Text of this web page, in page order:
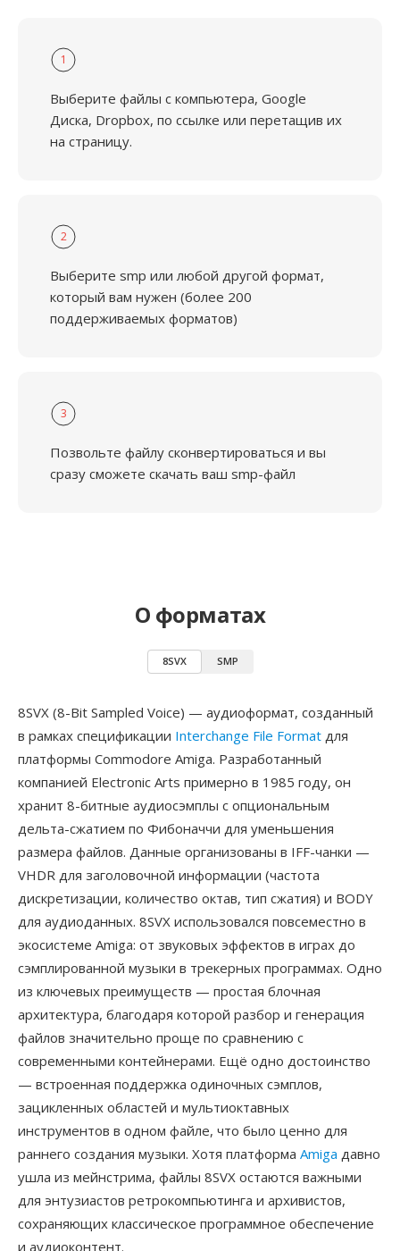
1
Выберите файлы с компьютера, Google
Диска, Dropbox, по ссылке или перетащив их
на страницу.
2
Выберите smp или любой другой формат,
который вам нужен (более 200
поддерживаемых форматов)
3
Позвольте файлу сконвертироваться и вы
сразу сможете скачать ваш smp-файл
О форматах
8SVX SMP
8SVX (8-Bit Sampled Voice) — аудиоформат, созданный
в рамках спецификации Interchange File Format для
платформы Commodore Amiga. Разработанный
компанией Electronic Arts примерно в 1985 году, он
хранит 8-битные аудиосэмплы с опциональным
дельта-сжатием по Фибоначчи для уменьшения
размера файлов. Данные организованы в IFF-чанки —
VHDR для заголовочной информации (частота
дискретизации, количество октав, тип сжатия) и BODY
для аудиоданных. 8SVX использовался повсеместно в
экосистеме Amiga: от звуковых эффектов в играх до
сэмплированной музыки в трекерных программах. Одно
из ключевых преимуществ — простая блочная
архитектура, благодаря которой разбор и генерация
файлов значительно проще по сравнению с
современными контейнерами. Ещё одно достоинство
— встроенная поддержка одиночных сэмплов,
зацикленных областей и мультиоктавных
инструментов в одном файле, что было ценно для
раннего создания музыки. Хотя платформа Amiga давно
ушла из мейнстрима, файлы 8SVX остаются важными
для энтузиастов ретрокомпьютинга и архивистов,
сохраняющих классическое программное обеспечение
и аудиоконтент.